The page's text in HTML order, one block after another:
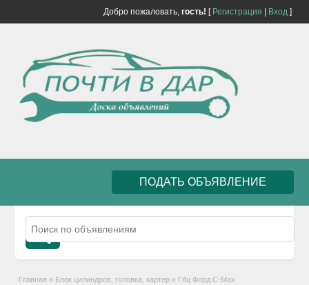
Добро пожаловать, гость! [ Регистрация Вход]
ПОДАТЬ ОБЪЯВЛЕНИЕ
Главная » Блок цилиндров, головка, картер » Гбц Форд C-Max